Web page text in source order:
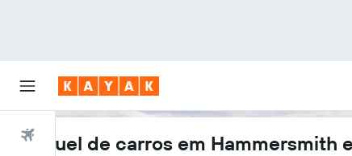
Voos
Aluguel de carros em Hammersmith